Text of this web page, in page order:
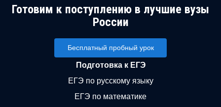
Готовим к поступлению в лучшие вузы
России
Бесплатный пробный урок
Подготовка к ЕГЭ
ЕГЭ по русскому языку
ЕГЭ по математике